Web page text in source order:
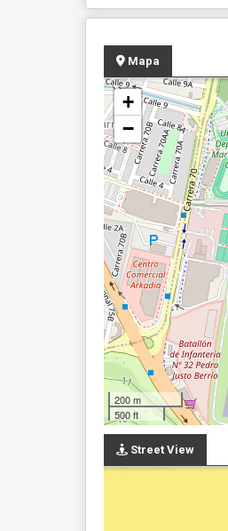
Mapa
+
−
200 m
500 ft
Street View